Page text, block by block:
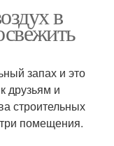
в
запах и это
друзьям и
строительных
помещения.